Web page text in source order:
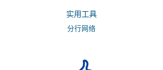
实用工具
分行网络